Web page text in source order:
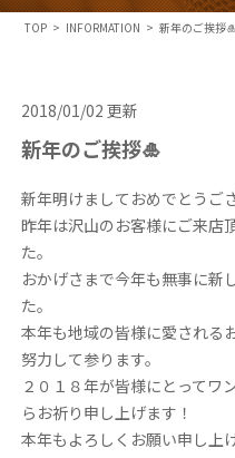
TOP > INFORMATION > 新年のご挨拶🎍
2018/01/02 更新
新年のご挨拶🎍
新年明けましておめでとうご
昨年は沢山のお客様にご来店
た。
おかげさまで今年も無事に新
た。
本年も地域の皆様に愛される
努力して参ります。
２０１８年が皆様にとってワ
らお祈り申し上げます！
本年もよろしくお願い申し上げ